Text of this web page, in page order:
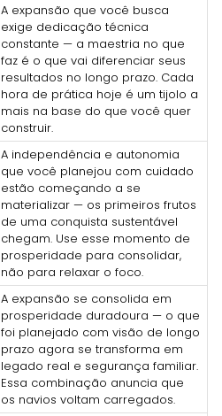
A expansão que você busca
exige dedicação técnica
constante — a maestria no que
faz é o que vai diferenciar seus
resultados no longo prazo. Cada
hora de prática hoje é um tijolo a
mais na base do que você quer
construir.
A independência e autonomia
que você planejou com cuidado
estão começando a se
materializar — os primeiros frutos
de uma conquista sustentável
chegam. Use esse momento de
prosperidade para consolidar,
não para relaxar o foco.
A expansão se consolida em
prosperidade duradoura — o que
foi planejado com visão de longo
prazo agora se transforma em
legado real e segurança familiar.
Essa combinação anuncia que
os navios voltam carregados.